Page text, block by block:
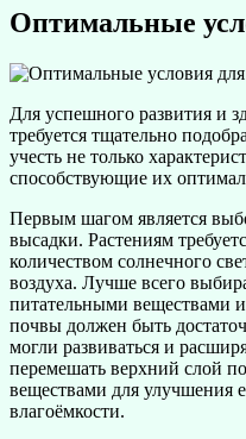
Оптимальные
Для успешного развития и
требуется тщательно
учесть не только
способствующие их
Первым шагом является
высадки. Растениям
количеством солнечного
воздуха. Лучше всего
питательными веществами
почвы должен быть
могли развиваться и
перемешать верхний слой
веществами для улучшения
влагоёмкости.